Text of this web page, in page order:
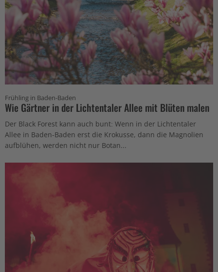
Frühling in Baden-Baden
Wie Gärtner in der Lichtentaler Allee mit Blüten malen
Der Black Forest kann auch bunt: Wenn in der Lichtentaler
Allee in Baden-Baden erst die Krokusse, dann die Magnolien
aufblühen, werden nicht nur Botan...